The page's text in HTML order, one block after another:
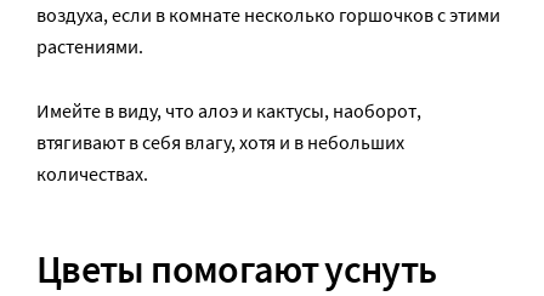
воздуха, если в комнате несколько горшочков с этими
растениями.
Имейте в виду, что алоэ и кактусы, наоборот,
втягивают в себя влагу, хотя и в небольших
количествах.
Цветы помогают уснуть